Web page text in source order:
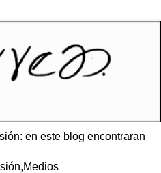
en este blog encontraran